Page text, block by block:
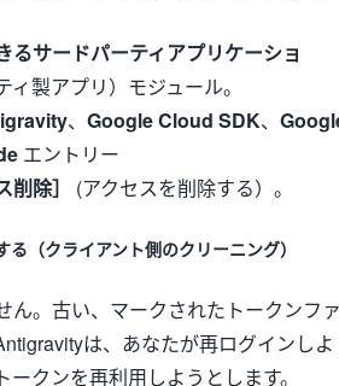
るサードパーティアプリケーショ
製アプリ）モジュール。
、 Google Cloud SDK、
エントリー
削除］ (アクセスを削除する）。
（クライアント側のクリーニング）
ん。古い、マークされたトークンフ
は、あなたが再ログインしよ
クンを再利用しようとします。